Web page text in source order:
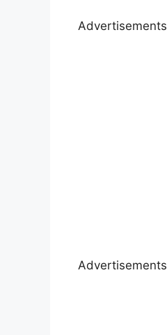
Advertisements
Advertisements